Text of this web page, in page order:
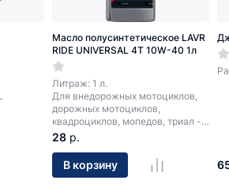
Масло полусинтетическое LAVR
RIDE UNIVERSAL 4T 10W-40 1л
Литраж: 1 л.
Для внедорожных мотоциклов,
дорожных мотоциклов,
квадроциклов, мопедов, триал -
мотоциклов.
28 р.
В корзину